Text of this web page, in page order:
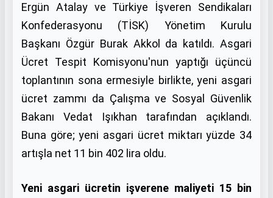
Ergün Atalay ve Türkiye İşveren Sendikaları
Konfederasyonu (TİSK) Yönetim Kurulu
Başkanı Özgür Burak Akkol da katıldı. Asgari
Ücret Tespit Komisyonu'nun yaptığı üçüncü
toplantının sona ermesiyle birlikte, yeni asgari
ücret zammı da Çalışma ve Sosyal Güvenlik
Bakanı Vedat Işıkhan tarafından açıklandı.
Buna göre; yeni asgari ücret miktarı yüzde 34
artışla net 11 bin 402 lira oldu.
Yeni asgari ücretin işverene maliyeti 15 bin